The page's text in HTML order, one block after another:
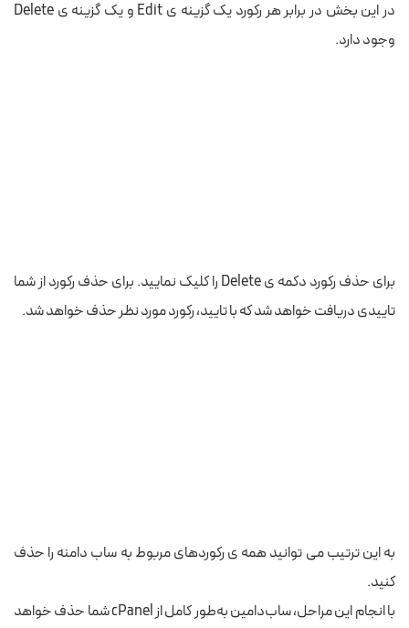
در این بخش در برابر هر رکورد یک گزینه ی Edit و یک گزینه ی Delete
وجود دارد.
برای حذف رکورد دکمه ی Delete را کلیک نمایید. برای حذف رکورد از شما
تاییدی دریافت خواهد شد که با تایید، رکورد مورد نظر حذف خواهد شد.
به این ترتیب می توانید همه ی رکوردهای مربوط به ساب دامنه را حذف
کنید.
با انجام این مراحل، ساب‌دامین به‌طور کامل از cPanel شما حذف خواهد